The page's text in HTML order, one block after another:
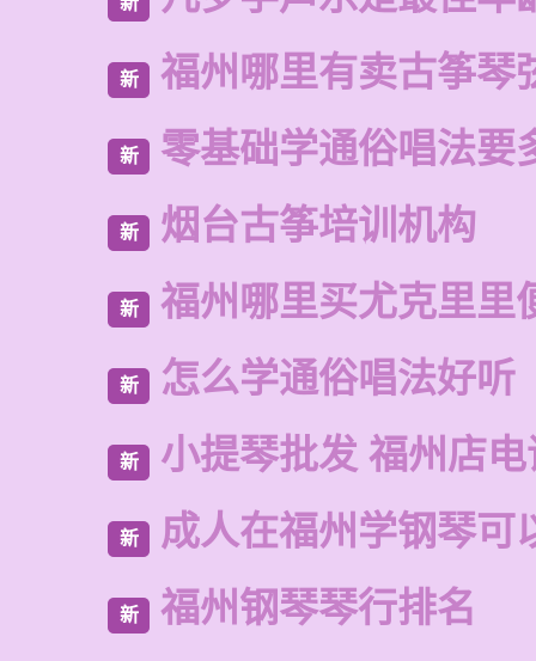
新 福州哪里有卖古筝琴
新 零基础学通俗唱法要
新 烟台古筝培训机构
新 福州哪里买尤克里里
新 怎么学通俗唱法好听
新 小提琴批发 福州店
新 成人在福州学钢琴可
新 福州钢琴琴行排名